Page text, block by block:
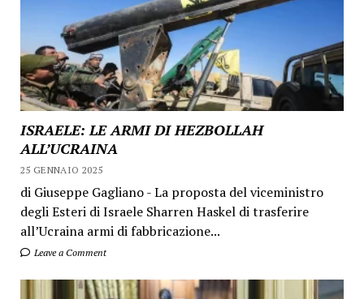
ISRAELE: LE ARMI DI HEZBOLLAH
ALL’UCRAINA
25 GENNAIO 2025
di Giuseppe Gagliano - La proposta del viceministro
degli Esteri di Israele Sharren Haskel di trasferire
all’Ucraina armi di fabbricazione...
Leave a Comment